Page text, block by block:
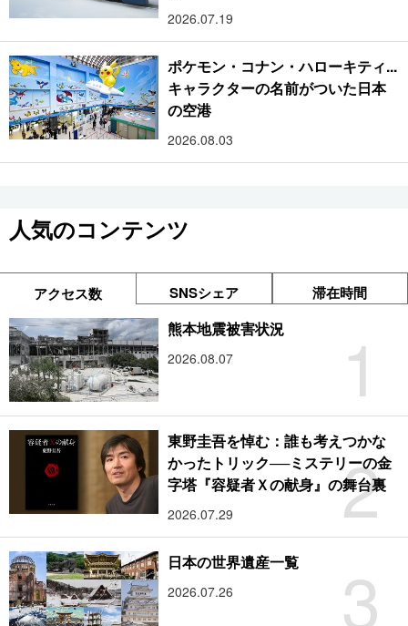
2026.07.19
ポケモン・コナン・ハローキティ...
キャラクターの名前がついた日本
の空港
2026.08.03
人気のコンテンツ
アクセス数 SNSシェア 滞在時間
1
熊本地震被害状況
2026.08.07
2
東野圭吾を悼む：誰も考えつかな
かったトリック──ミステリーの金
字塔『容疑者Ｘの献身』の舞台裏
2026.07.29
3
日本の世界遺産一覧
2026.07.26